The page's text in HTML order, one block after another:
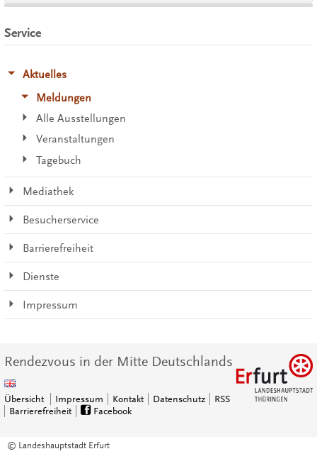
Service
Aktuelles
Meldungen
Alle Ausstellungen
Veranstaltungen
Tagebuch
Mediathek
Besucherservice
Barrierefreiheit
Dienste
Impressum
Rendezvous in der Mitte Deutschlands
Übersicht Impressum Kontakt Datenschutz
RSS
Barrierefreiheit
Facebook
© Landeshauptstadt Erfurt